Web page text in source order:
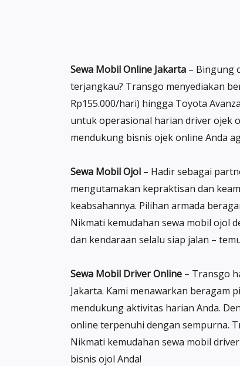
Sewa Mobil Online Jakarta – Bingung
terjangkau? Transgo menyediakan
Rp155.000/hari) hingga Toyota
untuk operasional harian driver ojek
mendukung bisnis ojek online Anda
Sewa Mobil Ojol – Hadir sebagai
mengutamakan kepraktisan dan
keabsahannya. Pilihan armada
Nikmati kemudahan sewa mobil ojol
dan kendaraan selalu siap jalan –
Sewa Mobil Driver Online – Transgo
Jakarta. Kami menawarkan beragam
mendukung aktivitas harian Anda.
online terpenuhi dengan sempurna.
Nikmati kemudahan sewa mobil
bisnis ojol Anda!